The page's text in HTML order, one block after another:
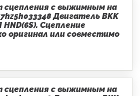
сцепления с выжимным на
Двигатель BKK
Сцепление
оригинал или совместимо
сцепления с выжимным на